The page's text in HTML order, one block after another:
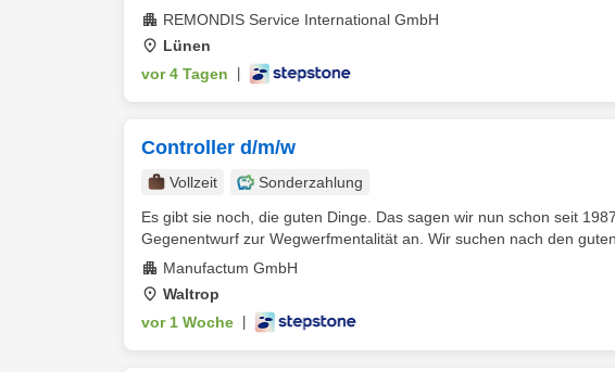
REMONDIS Service International GmbH
Lünen
vor 4 Tagen
Controller d/m/w
Vollzeit
Sonderzahlung
Es gibt sie noch, die guten Dinge. Das sagen wir nun schon seit
Gegenentwurf zur Wegwerfmentalität an. Wir suchen nach den guten
Manufactum GmbH
Waltrop
vor 1 Woche